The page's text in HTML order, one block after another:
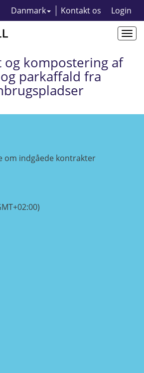
Danmark Kontakt os Login
og kompostering af
parkaffald fra
om indgåede kontrakter